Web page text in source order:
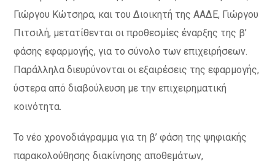
Γιώργου Κώτσηρα, και του Διοικητή της ΑΑΔΕ, Γιώργου
Πιτσιλή, μετατίθενται οι προθεσμίες έναρξης της β’
φάσης εφαρμογής, για το σύνολο των επιχειρήσεων.
Παράλληλα διευρύνονται οι εξαιρέσεις της εφαρμογής,
ύστερα από διαβούλευση με την επιχειρηματική
κοινότητα.
Το νέο χρονοδιάγραμμα για τη β’ φάση της ψηφιακής
παρακολούθησης διακίνησης αποθεμάτων,